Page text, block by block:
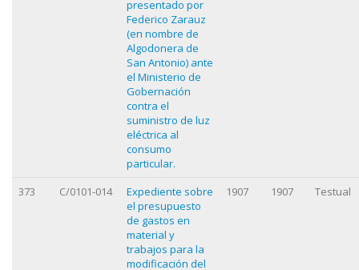
presentado por
Federico Zarauz
(en nombre de
Algodonera de
San Antonio) ante
el Ministerio de
Gobernación
contra el
suministro de luz
eléctrica al
consumo
particular.
373 C/0101-014
Expediente sobre
el presupuesto
de gastos en
material y
trabajos para la
modificación del
1907 1907 Testual